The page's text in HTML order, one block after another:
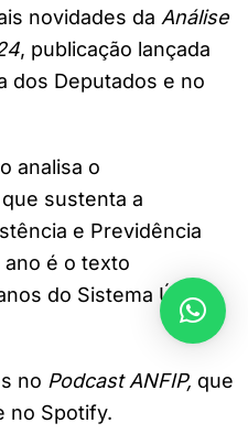
novidades da Análise
, publicação lançada
dos Deputados e no
analisa o
sustenta a
e Previdência
ano é o texto
do Sistema Único
no Podcast ANFIP, que
no Spotify.